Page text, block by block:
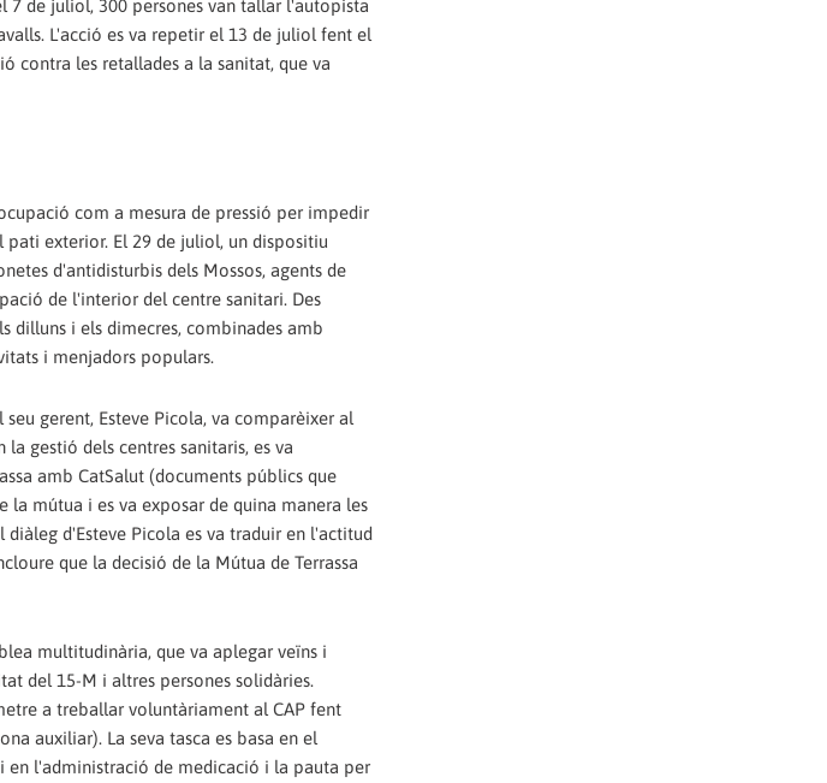
7 de juliol, 300 persones van tallar l'autopista
L'acció es va repetir el 13 de juliol fent el
contra les retallades a la sanitat, que va
com a mesura de pressió per impedir
exterior. El 29 de juliol, un dispositiu
d'antidisturbis dels Mossos, agents de
de l'interior del centre sanitari. Des
dilluns i els dimecres, combinades amb
i menjadors populars.
gerent, Esteve Picola, va comparèixer al
la gestió dels centres sanitaris, es va
amb CatSalut (documents públics que
la mútua i es va exposar de quina manera les
d'Esteve Picola es va traduir en l'actitud
que la decisió de la Mútua de Terrassa
multitudinària, que va aplegar veïns i
del 15-M i altres persones solidàries.
a treballar voluntàriament al CAP fent
auxiliar). La seva tasca es basa en el
en l'administració de medicació i la pauta per